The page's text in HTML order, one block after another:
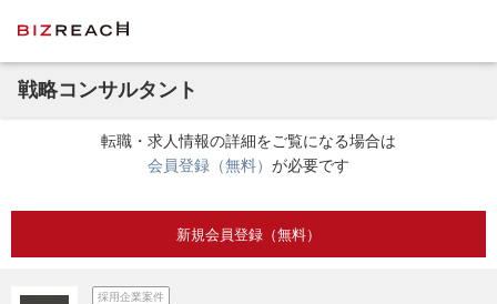
戦略コンサルタント
転職・求人情報の詳細をご覧になる場合は
会員登録（無料） が必要です
新規会員登録（無料）
採用企業案件